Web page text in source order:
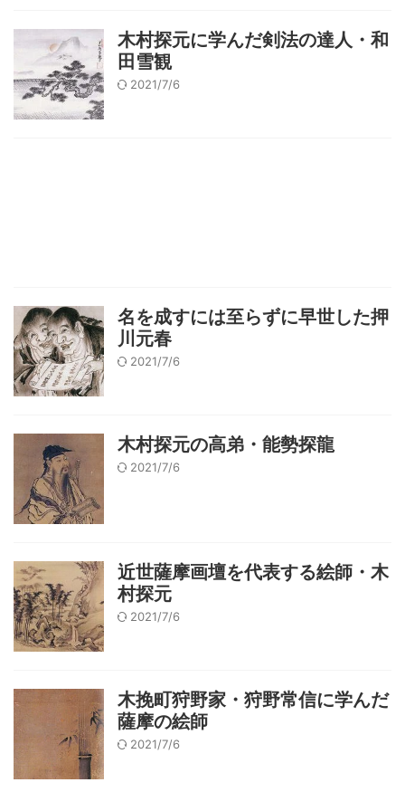
木村探元に学んだ剣法の達人・和
田雪観
2021/7/6
名を成すには至らずに早世した押
川元春
2021/7/6
木村探元の高弟・能勢探龍
2021/7/6
近世薩摩画壇を代表する絵師・木
村探元
2021/7/6
木挽町狩野家・狩野常信に学んだ
薩摩の絵師
2021/7/6